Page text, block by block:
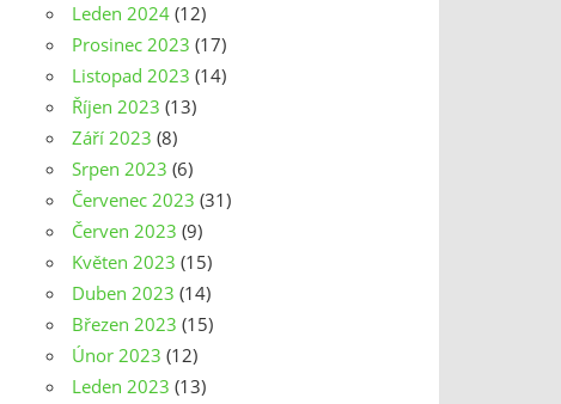
Leden 2024 (12)
Prosinec 2023 (17)
Listopad 2023 (14)
Říjen 2023 (13)
Září 2023 (8)
Srpen 2023 (6)
Červenec 2023 (31)
Červen 2023 (9)
Květen 2023 (15)
Duben 2023 (14)
Březen 2023 (15)
Únor 2023 (12)
Leden 2023 (13)